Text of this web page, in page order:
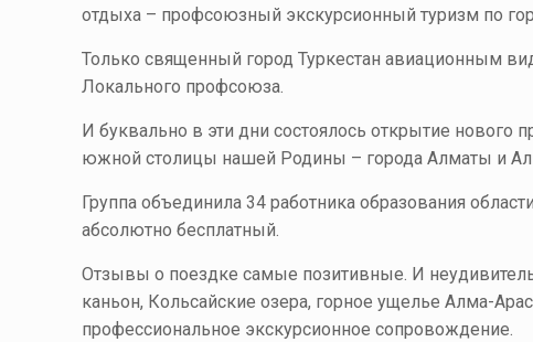
отдыха – профсоюзный экскурсионный туризм по
Только священный город Туркестан авиационным
Локального профсоюза.
И буквально в эти дни состоялось открытие нового
южной столицы нашей Родины – города Алматы и
Группа объединила 34 работника образования
абсолютно бесплатный.
Отзывы о поездке самые позитивные. И
каньон, Кольсайские озера, горное ущелье Алма-
профессиональное экскурсионное сопровождение.